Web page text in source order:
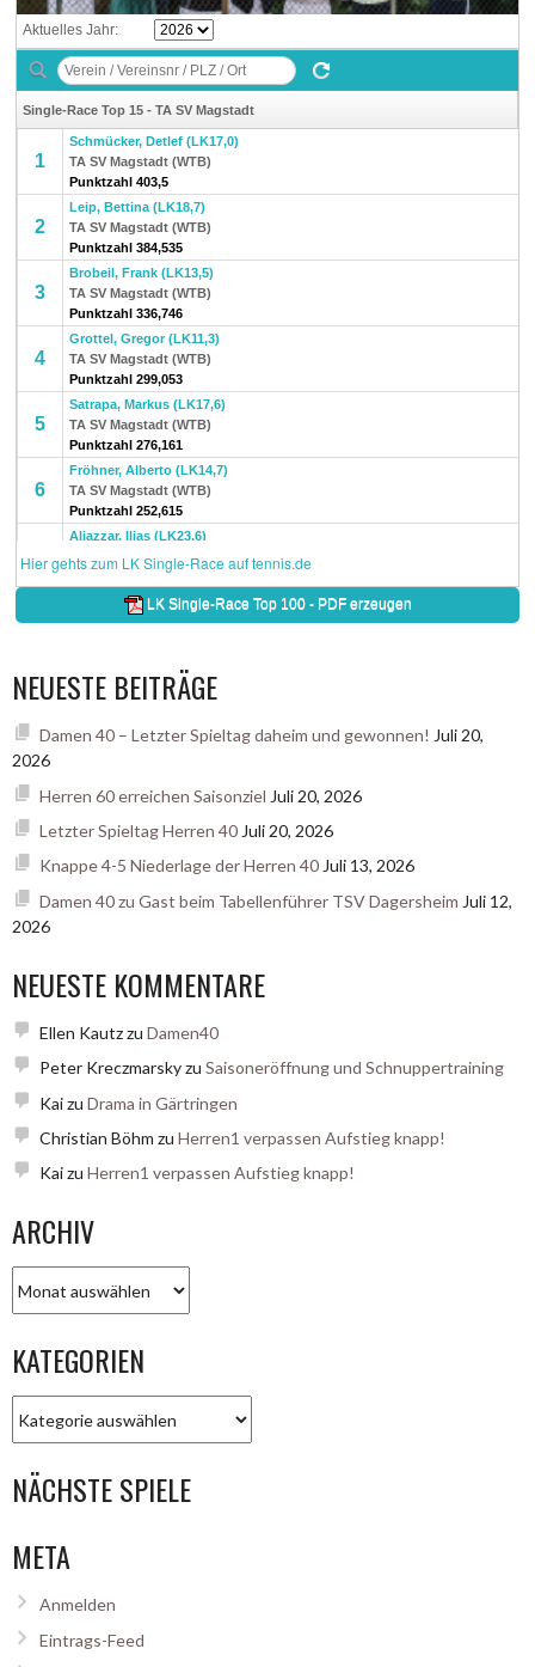
NEUESTE BEITRÄGE
Damen 40 – Letzter Spieltag daheim und gewonnen! Juli 20,
2026
Herren 60 erreichen Saisonziel Juli 20, 2026
Letzter Spieltag Herren 40 Juli 20, 2026
Knappe 4-5 Niederlage der Herren 40Juli 13, 2026
Damen 40 zu Gast beim Tabellenführer TSV Dagersheim Juli 12,
2026
NEUESTE KOMMENTARE
Ellen Kautzzu Damen40
Peter Kreczmarskyzu Saisoneröffnung und Schnuppertraining
Kaizu Drama in Gärtringen
Christian Böhm zu Herren1 verpassen Aufstieg knapp!
Kaizu Herren1 verpassen Aufstieg knapp!
ARCHIV
KATEGORIEN
NÄCHSTE SPIELE
META
Anmelden
Eintrags-Feed